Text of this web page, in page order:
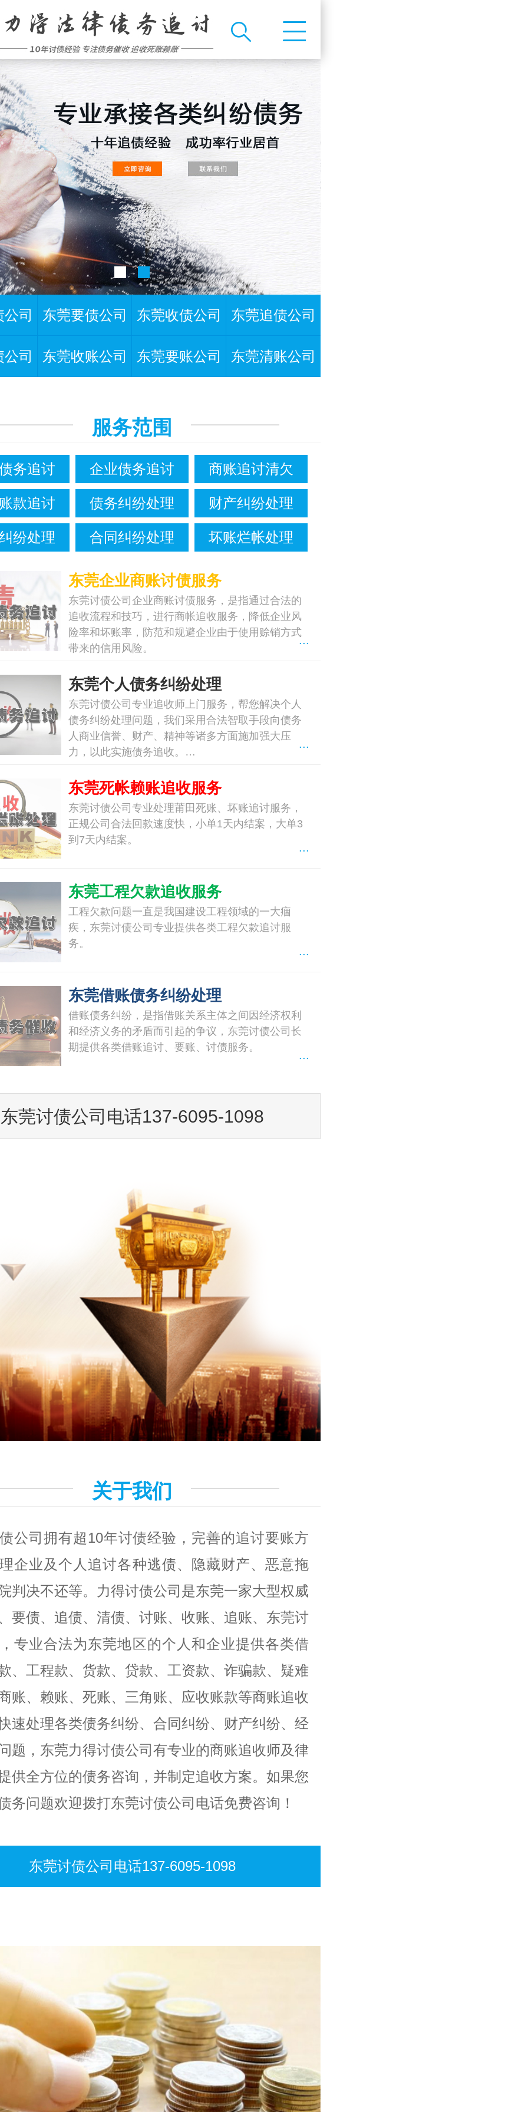
司 东莞要债公司 东莞收债公司 东莞追债公司
司 东莞收账公司 东莞要账公司 东莞清账公司
服务范围
务追讨 企业债务追讨 商账追讨清欠
款追讨 债务纠纷处理 财产纠纷处理
纷处理 合同纠纷处理 坏账烂帐处理
东莞企业商账讨债服务
东莞讨债公司企业商账讨债服务，是指通过合法的
追收流程和技巧，进行商帐追收服务，降低企业风
险率和坏账率，防范和规避企业由于使用赊销方式
带来的信用风险。
...
东莞个人债务纠纷处理
东莞讨债公司专业追收师上门服务，帮您解决个人
债务纠纷处理问题，我们采用合法智取手段向债务
人商业信誉、财产、精神等诸多方面施加强大压
力，以此实施债务追收。…
...
东莞死帐赖账追收服务
东莞讨债公司专业处理莆田死账、坏账追讨服务，
正规公司合法回款速度快，小单1天内结案，大单3
到7天内结案。
...
东莞工程欠款追收服务
工程欠款问题一直是我国建设工程领域的一大痼
疾，东莞讨债公司专业提供各类工程欠款追讨服
务。
...
东莞借账债务纠纷处理
借账债务纠纷，是指借账关系主体之间因经济权利
和经济义务的矛盾而引起的争议，东莞讨债公司长
期提供各类借账追讨、要账、讨债服务。
...
东莞讨债公司电话137-6095-1098
关于我们
公司拥有超10年讨债经验，完善的追讨要账方
企业及个人追讨各种逃债、隐藏财产、恶意拖
判决不还等。力得讨债公司是东莞一家大型权威
要债、追债、清债、讨账、收账、追账、东莞讨
专业合法为东莞地区的个人和企业提供各类借
、工程款、货款、贷款、工资款、诈骗款、疑难
账、赖账、死账、三角账、应收账款等商账追收
速处理各类债务纠纷、合同纠纷、财产纠纷、经
题，东莞力得讨债公司有专业的商账追收师及律
供全方位的债务咨询，并制定追收方案。如果您
务问题欢迎拨打东莞讨债公司电话免费咨询！
东莞讨债公司电话137-6095-1098